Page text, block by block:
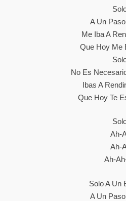
A Un
Me Iba A
Que Hoy Me
No Es
Ibas A
Que Hoy Te
Ah-
Ah-
Ah-
Solo A Un
A Un